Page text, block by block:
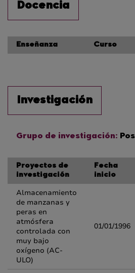
Docencia
Enseñanza Curso
Investigación
Grupo de investigación:
Proyectos de
investigación
Fecha
inicio
Almacenamiento
de manzanas y
peras en
atmósfera
controlada con
muy bajo
oxígeno (AC-
ULO)
01/01/1996